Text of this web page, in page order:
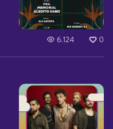
6.124 0